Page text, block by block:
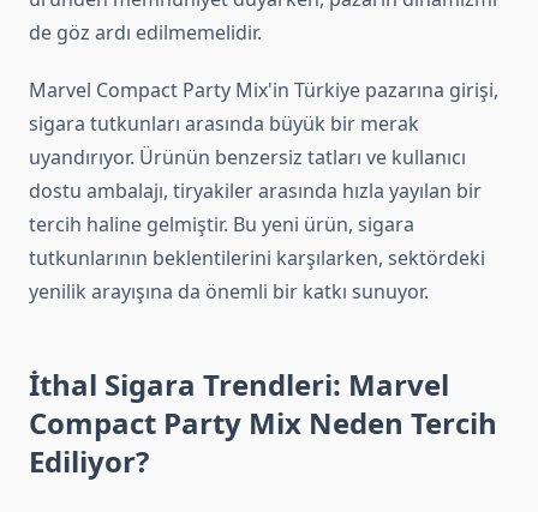
de göz ardı edilmemelidir.
Marvel Compact Party Mix'in Türkiye pazarına girişi,
sigara tutkunları arasında büyük bir merak
uyandırıyor. Ürünün benzersiz tatları ve kullanıcı
dostu ambalajı, tiryakiler arasında hızla yayılan bir
tercih haline gelmiştir. Bu yeni ürün, sigara
tutkunlarının beklentilerini karşılarken, sektördeki
yenilik arayışına da önemli bir katkı sunuyor.
İthal Sigara Trendleri: Marvel
Compact Party Mix Neden Tercih
Ediliyor?